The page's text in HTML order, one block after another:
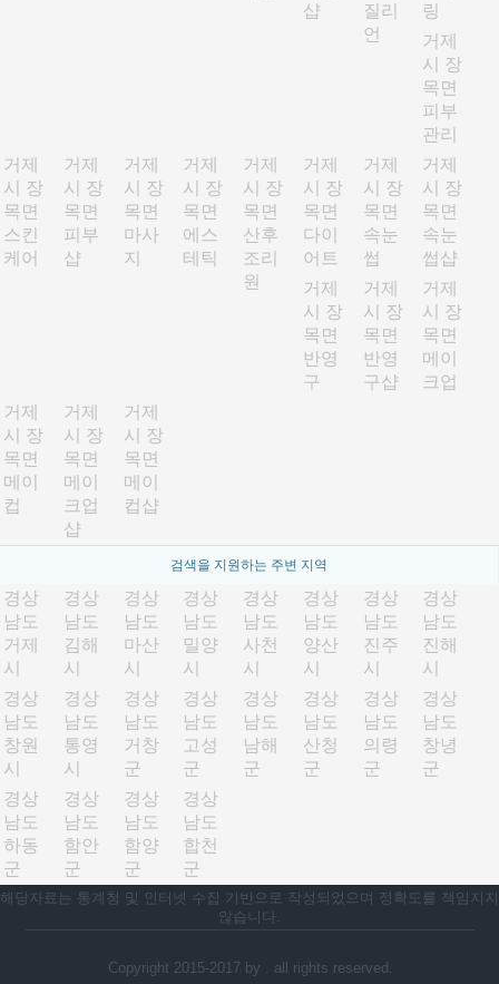
샵
질리
언
링
거제
시 장
목면
피부
관리
거제
시 장
목면
스킨
케어
거제
시 장
목면
피부
샵
거제
시 장
목면
마사
지
거제
시 장
목면
에스
테틱
거제
시 장
목면
산후
조리
원
거제
시 장
목면
다이
어트
거제
시 장
목면
속눈
썹
거제
시 장
목면
속눈
썹샵
거제
시 장
목면
반영
구
거제
시 장
목면
반영
구샵
거제
시 장
목면
메이
크업
거제
시 장
목면
메이
컵
거제
시 장
목면
메이
크업
샵
거제
시 장
목면
메이
컵샵
검색을 지원하는 주변 지역
경상
남도
거제
시
경상
남도
김해
시
경상
남도
마산
시
경상
남도
밀양
시
경상
남도
사천
시
경상
남도
양산
시
경상
남도
진주
시
경상
남도
진해
시
경상
남도
창원
시
경상
남도
통영
시
경상
남도
거창
군
경상
남도
고성
군
경상
남도
남해
군
경상
남도
산청
군
경상
남도
의령
군
경상
남도
창녕
군
경상
남도
하동
군
경상
남도
함안
군
경상
남도
함양
군
경상
남도
합천
군
해당자료는 통계청 및 인터넷 수집 기반으로 작성되었으며 정확도를 책임지지
않습니다.
Copyright 2015-2017 by . all rights reserved.